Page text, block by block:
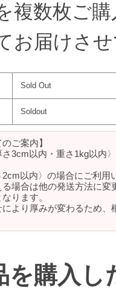
複数枚ご
お届けさ
Sold Out
Soldout
ご案内】
3cm以内・重さ1kg以内
以内〉の場合にご利用
場合は他の発送方法に変
ります。
より厚みが変わるため、
を購入し